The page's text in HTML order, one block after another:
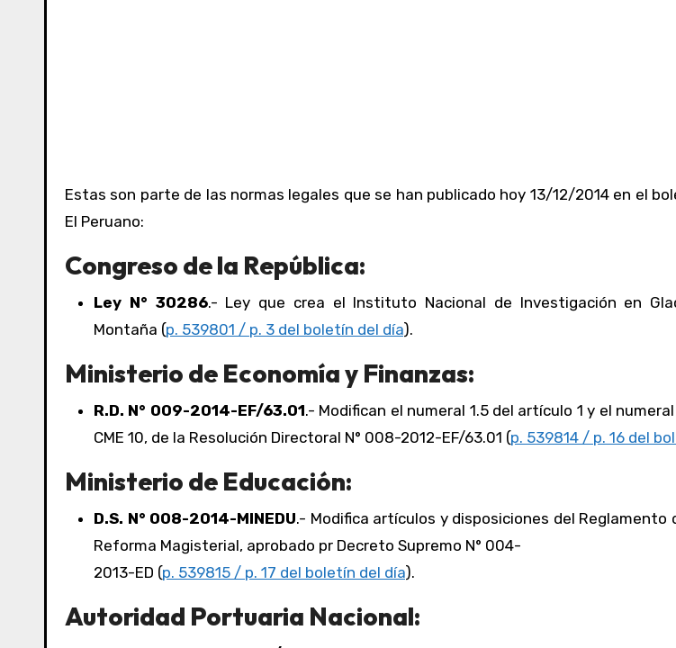
Estas son parte de las normas legales que se han publicado hoy 13/12/2014 en el
El Peruano:
Congreso de la República:
Ley N° 30286.- Ley que crea el Instituto Nacional de Investigación en
Montaña (p. 539801 / p. 3 del boletín del día).
Ministerio de Economía y Finanzas:
R.D. N° 009-2014-EF/63.01.- Modifican el numeral 1.5 del artículo 1 y el
CME 10, de la Resolución Directoral N° 008-2012-EF/63.01 (p. 539814 / p. 16 del
Ministerio de Educación:
D.S. N° 008-2014-MINEDU.- Modifica artículos y disposiciones del Reglamento
Reforma Magisterial, aprobado pr Decreto Supremo N° 004-
2013-ED (p. 539815 / p. 17 del boletín del día).
Autoridad Portuaria Nacional: